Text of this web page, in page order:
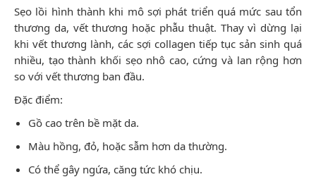
Sẹo lồi hình thành khi mô sợi phát triển quá mức sau tổn
thương da, vết thương hoặc phẫu thuật. Thay vì dừng lại
khi vết thương lành, các sợi collagen tiếp tục sản sinh quá
nhiều, tạo thành khối sẹo nhô cao, cứng và lan rộng hơn
so với vết thương ban đầu.
Đặc điểm:
Gồ cao trên bề mặt da.
Màu hồng, đỏ, hoặc sẫm hơn da thường.
Có thể gây ngứa, căng tức khó chịu.